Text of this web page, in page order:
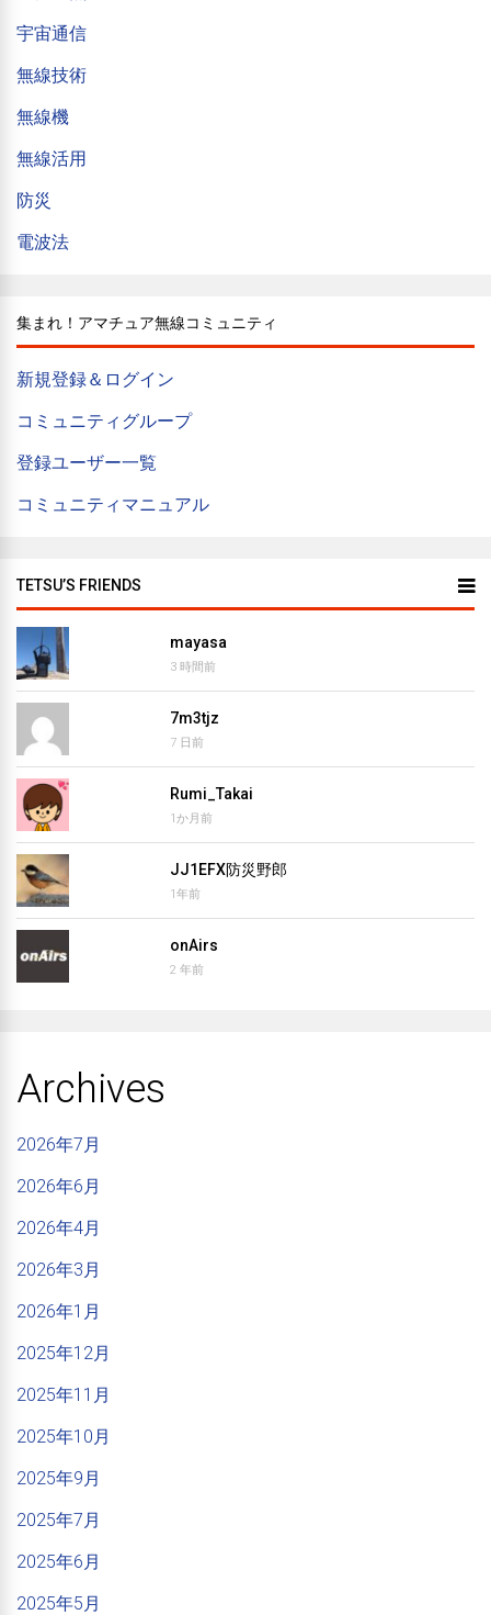
宇宙通信
無線技術
無線機
無線活用
防災
電波法
集まれ！アマチュア無線コミュニティ
新規登録＆ログイン
コミュニティグループ
登録ユーザー一覧
コミュニティマニュアル
TETSU’S FRIENDS
mayasa
3 時間前
7m3tjz
7 日前
Rumi_Takai
1か月前
JJ1EFX防災野郎
1年前
onAirs
2 年前
Archives
2026年7月
2026年6月
2026年4月
2026年3月
2026年1月
2025年12月
2025年11月
2025年10月
2025年9月
2025年7月
2025年6月
2025年5月